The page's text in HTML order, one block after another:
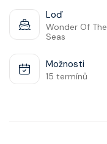
Loď
Wonder Of The
Seas
Možnosti
15 termínů